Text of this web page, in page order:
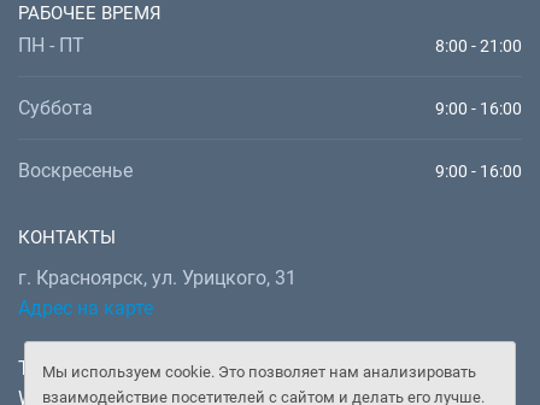
Мы используем cookie. Это позволяет нам анализировать
взаимодействие посетителей с сайтом и делать его лучше.
РАБОЧЕЕ ВРЕМЯ
ПН - ПТ 8:00 - 21:00
Суббота 9:00 - 16:00
Воскресенье 9:00 - 16:00
КОНТАКТЫ
г. Красноярск, ул. Урицкого, 31
Адрес на карте
Телефон: +7 (391) 277-92-52
WhatsApp, Telegram:+7 (902) 982-02-14